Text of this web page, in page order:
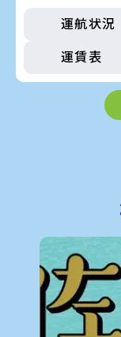
運航状況
運賃表